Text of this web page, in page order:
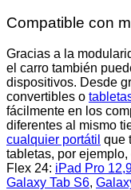
Compatible con
Gracias a la
el carro también
dispositivos. Desde
convertibles o
fácilmente en los
diferentes al mismo
cualquier portátil que
tabletas, por
Flex 24: iPad Pro
Galaxy Tab S6,